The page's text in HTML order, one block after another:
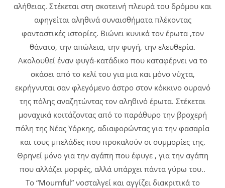
αλήθειας. Στέκεται στη σκοτεινή πλευρά του δρόμου και
αφηγείται αληθινά συναισθήματα πλέκοντας
φανταστικές ιστορίες. Βιώνει κυνικά τον έρωτα ,τον
θάνατο, την απώλεια, την φυγή, την ελευθερία.
Ακολουθεί έναν φυγά-κατάδικο που καταφέρνει να το
σκάσει από το κελί του για μια και μόνο νύχτα,
εκρήγνυται σαν φλεγόμενο άστρο στον κόκκινο ουρανό
της πόλης αναζητώντας τον αληθινό έρωτα. Στέκεται
μοναχικά κοιτάζοντας από το παράθυρο την βροχερή
πόλη της Νέας Υόρκης, αδιαφορώντας για την φασαρία
και τους μπελάδες που προκαλούν οι συμμορίες της.
Θρηνεί μόνο για την αγάπη που έφυγε , για την αγάπη
που αλλάζει μορφές, αλλά υπάρχει πάντα γύρω του..
Το “Mournful” νοσταλγεί και αγγίζει διακριτικά το